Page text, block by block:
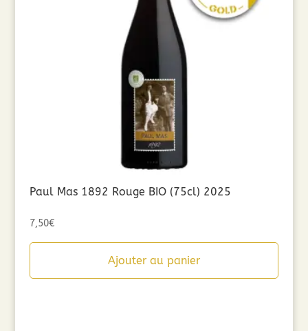
Paul Mas 1892 Rouge BIO (75cl) 2025
7,50€
Ajouter au panier